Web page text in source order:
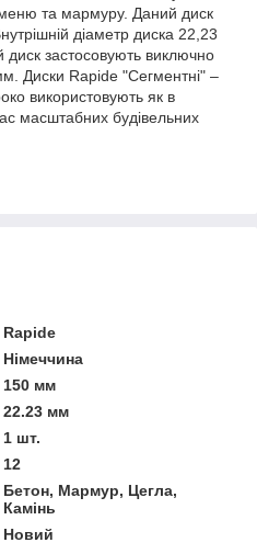
та мармуру. Даний диск
діаметр диска 22,23
застосовують виключно
Диски Rapide "Сегментні" –
використовують як в
масштабних будівельних
Rapide
Німеччина
150 мм
22.23 мм
1 шт.
12
Бетон, Мармур, Цегла,
Камінь
Новий